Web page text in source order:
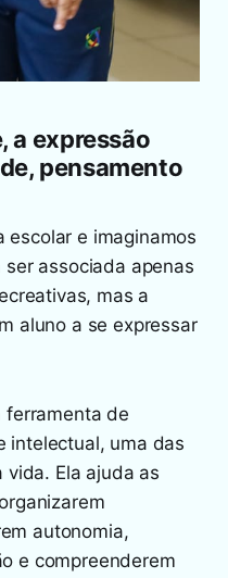
a expressão
pensamento
escolar e imaginamos
associada apenas
mas a
aluno a se expressar
ferramenta de
intelectual, uma das
vida. Ela ajuda as
autonomia,
e compreenderem